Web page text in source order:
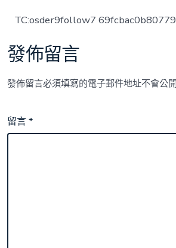
TC:osder9follow7
發佈留言
發佈留言必須填寫的電子郵件地址不會公
留言*